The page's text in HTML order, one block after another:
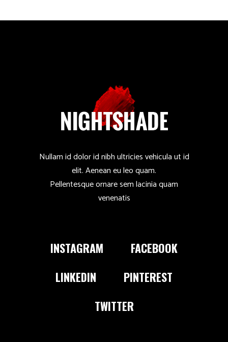
Nullam id dolor id nibh ultricies vehicula ut id
elit. Aenean eu leo quam.
Pellentesque ornare sem lacinia quam
venenatis
INSTAGRAM
FACEBOOK
LINKEDIN
PINTEREST
TWITTER